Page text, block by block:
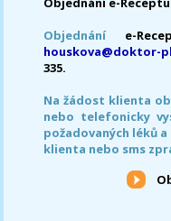
Objednání e-
houskova@doktor-
335.
Na žádost klienta
nebo telefonicky
požadovaných léků
klienta nebo sms